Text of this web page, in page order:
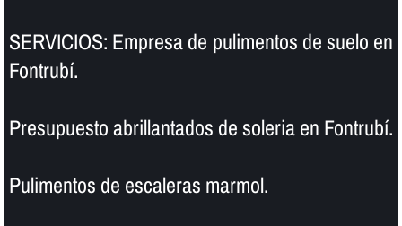
SERVICIOS: Empresa de pulimentos de suelo en
Fontrubí.
Presupuesto abrillantados de soleria en Fontrubí.
Pulimentos de escaleras marmol.